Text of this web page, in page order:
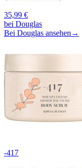
35,99 €
bei Douglas
Bei Douglas ansehen →
-417